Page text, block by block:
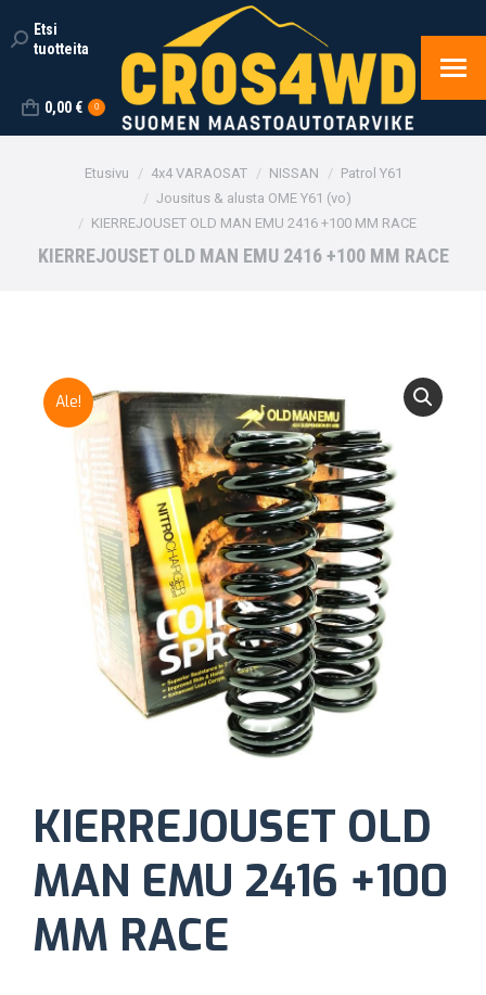
Search:
Etsi
tuotteita
0,00 € 0
You are here:
Etusivu 4x4 VARAOSAT NISSAN
Patrol Y61
Jousitus & alusta OME Y61 (vo)
KIERREJOUSET OLD MAN EMU 2416 +100 MM RACE
KIERREJOUSET OLD MAN EMU 2416 +100 MM RACE
Ale!
KIERREJOUSET OLD
MAN EMU 2416 +100
MM RACE